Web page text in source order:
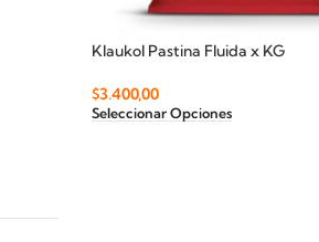
Klaukol Pastina Fluida x KG
$3.400,00
Seleccionar Opciones